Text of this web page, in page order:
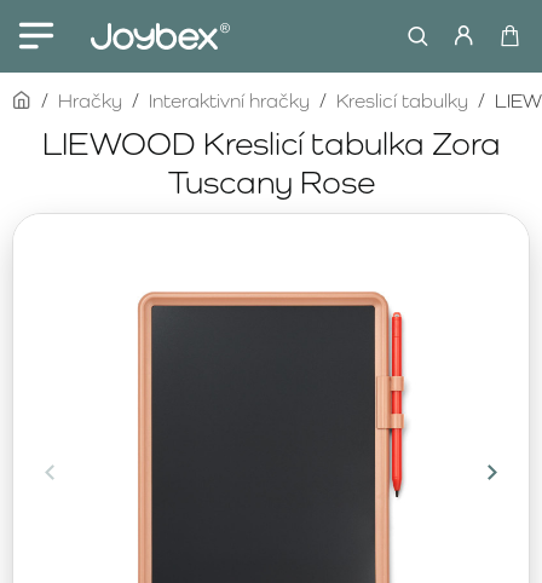
LIEWOOD Kreslicí tabulka Zora
Tuscany Rose
homeHračky Interaktivní hračky Kreslicí tabulky